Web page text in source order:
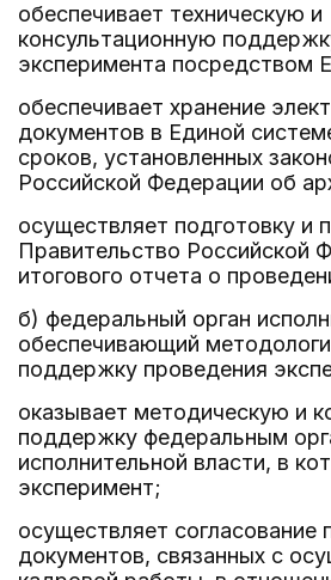
обеспечивает техническую и
консультационную
эксперимента посредством
обеспечивает хранение
документов в Единой
сроков, установленных
Российской Федерации об
осуществляет подготовку и
Правительство Российской
итогового отчета о
б) федеральный орган
обеспечивающий
поддержку проведения
оказывает методическую и
поддержку федеральным
исполнительной власти, в
эксперимент;
осуществляет согласование
документов, связанных с